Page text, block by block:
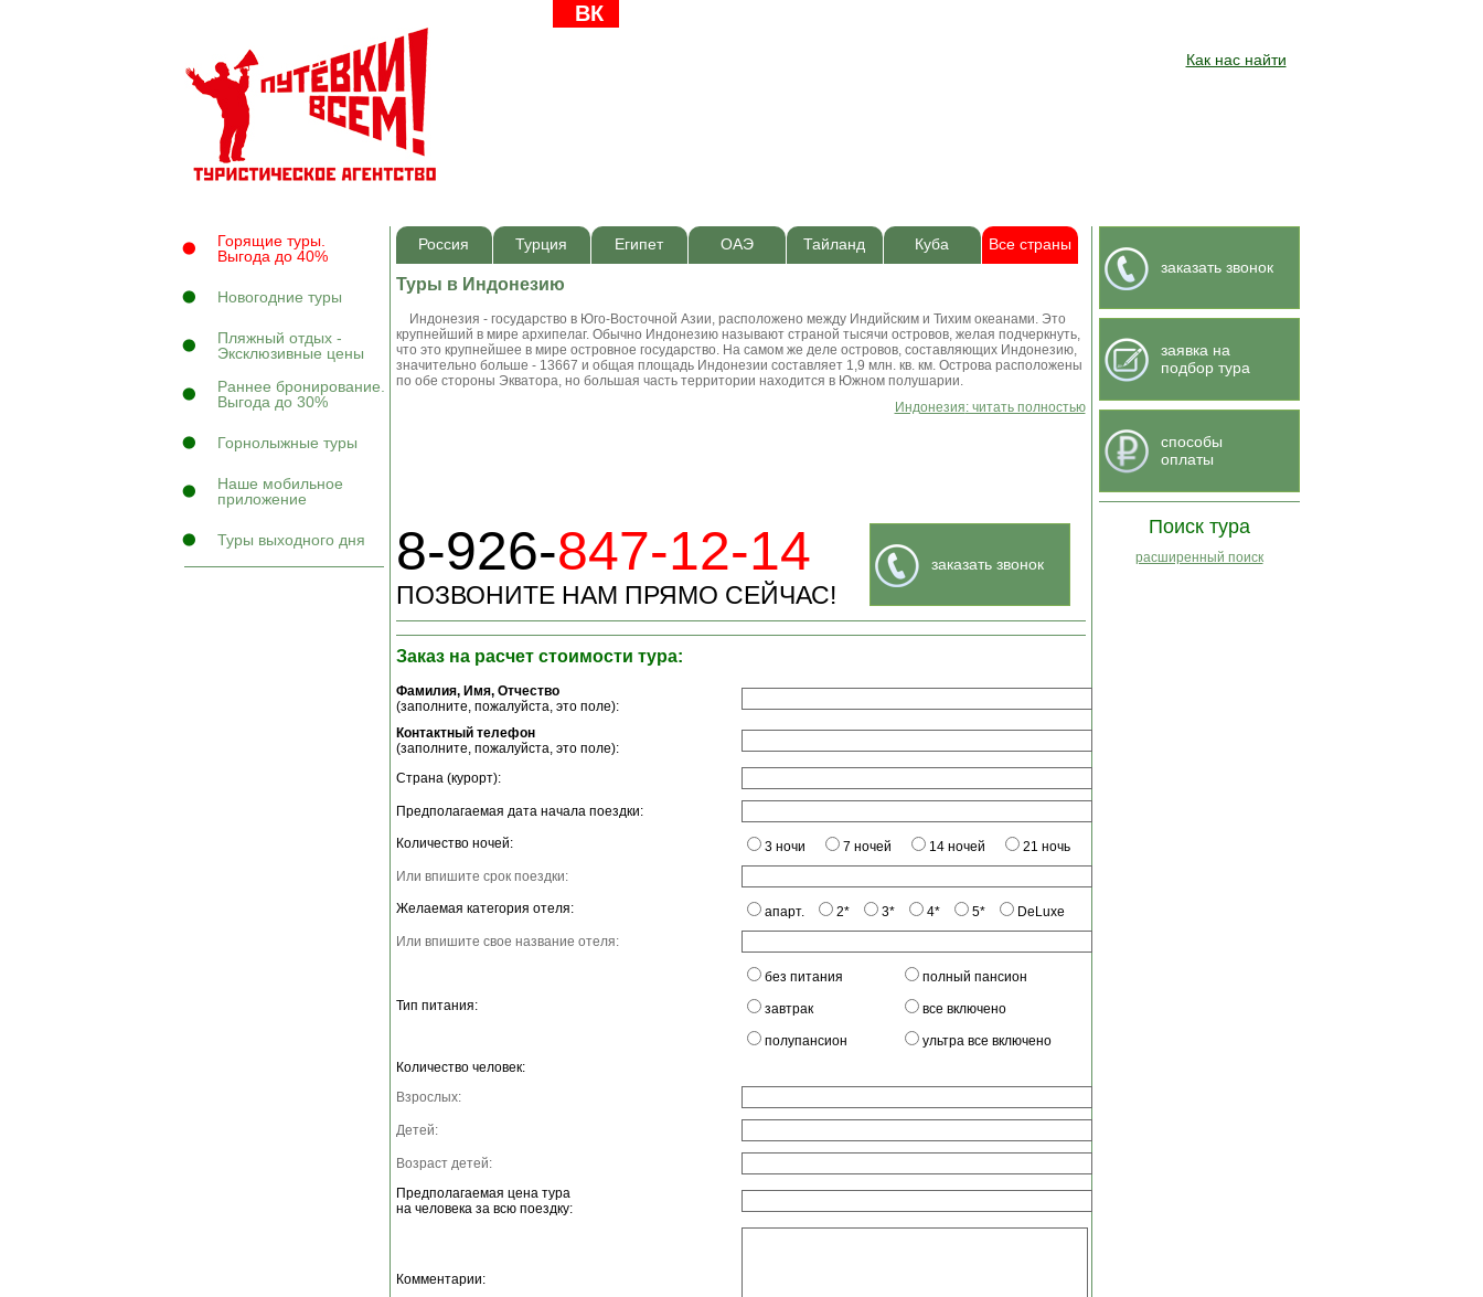
Как нас найти
Горящие туры.
Выгода до 40%
Новогодние туры
Пляжный отдых -
Эксклюзивные цены
Раннее бронирование.
Выгода до 30%
Горнолыжные туры
Наше мобильное
приложение
Туры выходного дня
Россия Турция Египет ОАЭ Тайланд Куба Все страны
Туры в Индонезию
Индонезия - государство в Юго-Восточной Азии, расположено между Индийским и Тихим океанами. Это
крупнейший в мире архипелаг. Обычно Индонезию называют страной тысячи островов, желая подчеркнуть,
что это крупнейшее в мире островное государство. На самом же деле островов, составляющих Индонезию,
значительно больше - 13667 и общая площадь Индонезии составляет 1,9 млн. кв. км. Острова расположены
по обе стороны Экватора, но большая часть территории находится в Южном полушарии.
Индонезия: читать полностью
8-926-847-12-14
ПОЗВОНИТЕ НАМ ПРЯМО СЕЙЧАС!
заказать звонок
Заказ на расчет стоимости тура:
Фамилия, Имя, Отчество
(заполните, пожалуйста, это поле):
Контактный телефон
(заполните, пожалуйста, это поле):
Страна (курорт):
Предполагаемая дата начала поездки:
Количество ночей: 3 ночи 7 ночей 14 ночей
21 ночь
Или впишите срок поездки:
Желаемая категория отеля: апарт. 2* 3* 4* 5*
DeLuxe
Или впишите свое название отеля:
Тип питания:
без питания полный пансион
завтрак все включено
полупансион
ультра все включено
Количество человек:
Взрослых:
Детей:
Возраст детей:
Предполагаемая цена тура
на человека за всю поездку:
Комментарии:
заказать звонок
заявка на
подбор тура
способы
оплаты
Поиск тура
расширенный поиск
ВК